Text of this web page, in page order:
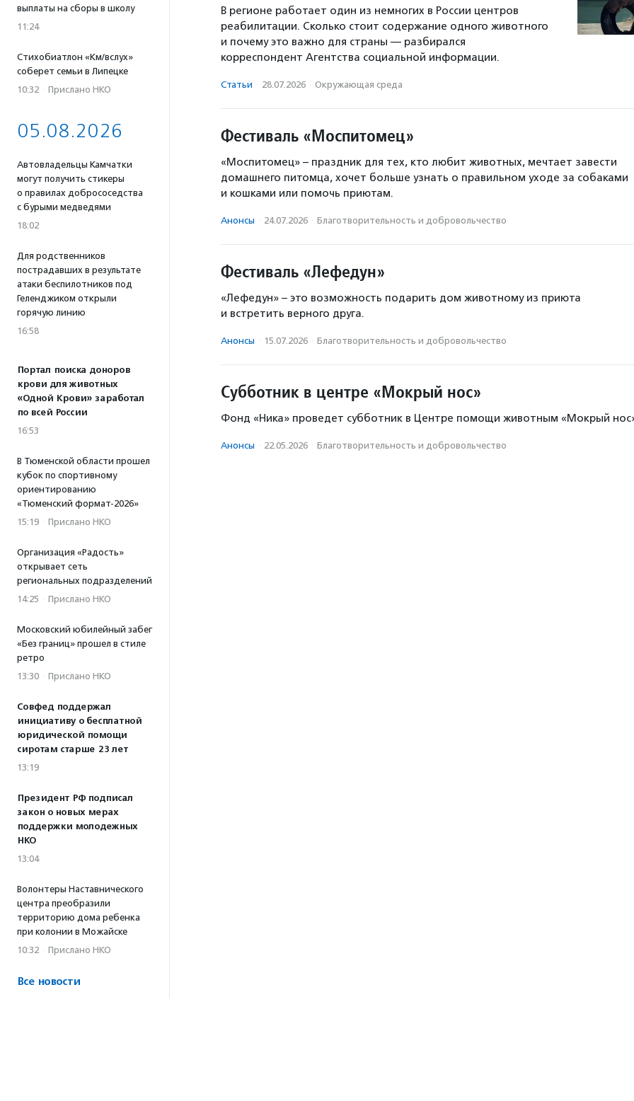
выплаты на сборы в школу
11:24
Стихобиатлон «Км/вслух»
соберет семьи в Липецке
10:32 · Прислано НКО
05.08.2026
Автовладельцы Камчатки
могут получить стикеры
о правилах добрососедства
с бурыми медведями
18:02
Для родственников
пострадавших в результате
атаки беспилотников под
Геленджиком открыли
горячую линию
16:58
Портал поиска доноров
крови для животных
«Одной Крови» заработал
по всей России
16:53
В Тюменской области прошел
кубок по спортивному
ориентированию
«Тюменский формат-2026»
15:19 · Прислано НКО
Организация «Радость»
открывает сеть
региональных подразделений
14:25 · Прислано НКО
Московский юбилейный забег
«Без границ» прошел в стиле
ретро
13:30 · Прислано НКО
Совфед поддержал
инициативу о бесплатной
юридической помощи
сиротам старше 23 лет
13:19
Президент РФ подписал
закон о новых мерах
поддержки молодежных
НКО
13:04
Волонтеры Наставнического
центра преобразили
территорию дома ребенка
при колонии в Можайске
10:32 · Прислано НКО
Все новости
В регионе работает один из немногих в России центров
реабилитации. Сколько стоит содержание одного животного
и почему это важно для страны — разбирался
корреспондент Агентства социальной информации.
Статьи · 28.07.2026 · Окружающая среда
Фестиваль «Моспитомец»
«Моспитомец» – праздник для тех, кто любит животных, мечтает завести
домашнего питомца, хочет больше узнать о правильном уходе за собаками
и кошками или помочь приютам.
Анонсы · 24.07.2026 · Благотвори­тель­ность и доброволь­чест­во
Фестиваль «Лефедун»
«Лефедун» – это возможность подарить дом животному из приюта
и встретить верного друга.
Анонсы · 15.07.2026 · Благотвори­тель­ность и доброволь­чест­во
Субботник в центре «Мокрый нос»
Фонд «Ника» проведет субботник в Центре помощи животным «Мокрый
Анонсы · 22.05.2026 · Благотвори­тель­ность и доброволь­чест­во